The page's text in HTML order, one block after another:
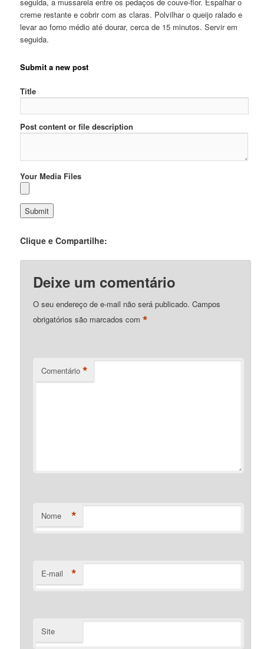
creme restante e cobrir com as claras. Polvilhar o queijo ralado e
levar ao forno médio até dourar, cerca de 15 minutos. Servir em
seguida.
Submit a new post
Title
Post content or file description
Your Media Files
Clique e Compartilhe:
Deixe um comentário
O seu endereço de e-mail não será publicado. Campos
obrigatórios são marcados com*
Comentário *
Nome *
E-mail *
Site